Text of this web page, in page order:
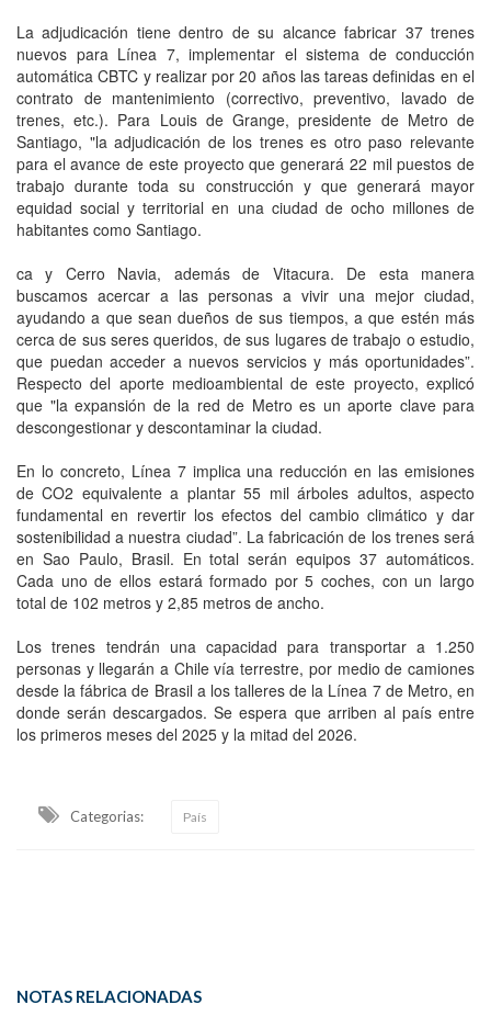
La adjudicación tiene dentro de su alcance fabricar 37 trenes
nuevos para Línea 7, implementar el sistema de conducción
automática CBTC y realizar por 20 años las tareas definidas en el
contrato de mantenimiento (correctivo, preventivo, lavado de
trenes, etc.). Para Louis de Grange, presidente de Metro de
Santiago, "la adjudicación de los trenes es otro paso relevante
para el avance de este proyecto que generará 22 mil puestos de
trabajo durante toda su construcción y que generará mayor
equidad social y territorial en una ciudad de ocho millones de
habitantes como Santiago.
ca y Cerro Navia, además de Vitacura. De esta manera
buscamos acercar a las personas a vivir una mejor ciudad,
ayudando a que sean dueños de sus tiempos, a que estén más
cerca de sus seres queridos, de sus lugares de trabajo o estudio,
que puedan acceder a nuevos servicios y más oportunidades”.
Respecto del aporte medioambiental de este proyecto, explicó
que "la expansión de la red de Metro es un aporte clave para
descongestionar y descontaminar la ciudad.
En lo concreto, Línea 7 implica una reducción en las emisiones
de CO2 equivalente a plantar 55 mil árboles adultos, aspecto
fundamental en revertir los efectos del cambio climático y dar
sostenibilidad a nuestra ciudad”. La fabricación de los trenes será
en Sao Paulo, Brasil. En total serán equipos 37 automáticos.
Cada uno de ellos estará formado por 5 coches, con un largo
total de 102 metros y 2,85 metros de ancho.
Los trenes tendrán una capacidad para transportar a 1.250
personas y llegarán a Chile vía terrestre, por medio de camiones
desde la fábrica de Brasil a los talleres de la Línea 7 de Metro, en
donde serán descargados. Se espera que arriben al país entre
los primeros meses del 2025 y la mitad del 2026.
Categorias: País
NOTAS RELACIONADAS